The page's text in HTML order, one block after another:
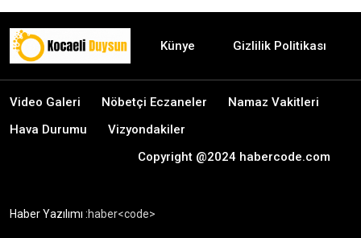
Künye Gizlilik Politikası
Video Galeri Nöbetçi Eczaneler
Namaz Vakitleri
Hava Durumu
Vizyondakiler
Copyright @2024 habercode.com
Haber Yazılımı :haber<code>